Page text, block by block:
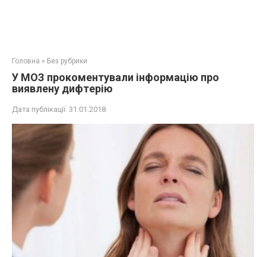
Головна » Без рубрики
У МОЗ прокоментували інформацію про
виявлену дифтepію
Дата публікації: 31.01.2018